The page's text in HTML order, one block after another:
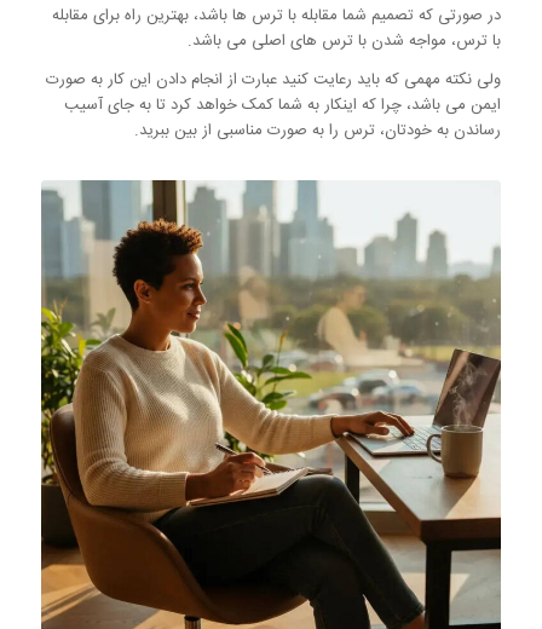
در صورتی که تصمیم شما مقابله با ترس ها باشد، بهترین راه برای مقابله
با ترس، مواجه شدن با ترس های اصلی می باشد.
ولی نکته مهمی که باید رعایت کنید عبارت از انجام دادن این کار به صورت
ایمن می باشد، چرا که اینکار به شما کمک خواهد کرد تا به جای آسیب
رساندن به خودتان، ترس را به صورت مناسبی از بین ببرید.